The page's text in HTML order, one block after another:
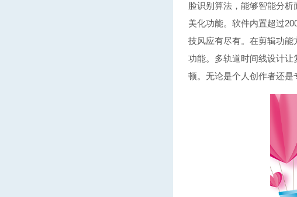
脸识别算法，能够智能分
美化功能。软件内置超过
技风应有尽有。在剪辑功
功能。多轨道时间线设计
顿。无论是个人创作者还是